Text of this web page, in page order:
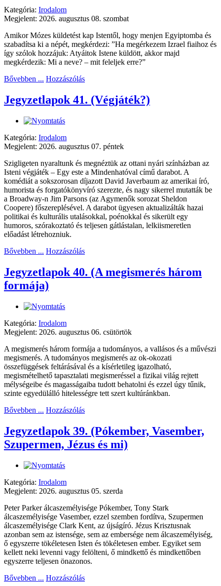
Kategória: Irodalom
Megjelent: 2026. augusztus 08. szombat
Amikor Mózes küldetést kap Istentől, hogy menjen Egyiptomba és
szabadítsa ki a népét, megkérdezi: ”Ha megérkezem Izrael fiaihoz és
így szólok hozzájuk: Atyáitok Istene küldött, akkor majd
megkérdezik: Mi a neve? – mit feleljek erre?”
Bővebben ... Hozzászólás
Jegyzetlapok 41. (Végjáték?)
Kategória: Irodalom
Megjelent: 2026. augusztus 07. péntek
Szigligeten nyaraltunk és megnéztük az ottani nyári színházban az
Isteni végjáték – Egy este a Mindenhatóval című darabot. A
komédiát a sokszorosan díjazott David Javerbaum az amerikai író,
humorista és forgatókönyvíró szerezte, és nagy sikerrel mutatták be
a Broadway-n Jim Parsons (az Agymenők sorozat Sheldon
Coopere) főszereplésével. A darabot ügyesen aktualizálták hazai
politikai és kulturális utalásokkal, poénokkal és sikerült egy
humoros, szórakoztató és teljesen gátlástalan, lelkiismeretlen
előadást létrehozniuk.
Bővebben ... Hozzászólás
Jegyzetlapok 40. (A megismerés három
formája)
Kategória: Irodalom
Megjelent: 2026. augusztus 06. csütörtök
A megismerés három formája a tudományos, a vallásos és a művészi
megismerés. A tudományos megismerés az ok-okozati
összefüggések feltárásával és a kísérletileg igazolható,
megismételhető tapasztalati megismeréssel a fizikai világ rejtett
mélységeibe és magasságaiba tudott behatolni és ezzel úgy tűnik,
szinte egyedülálló hitelességre tett szert kultúránkban.
Bővebben ... Hozzászólás
Jegyzetlapok 39. (Pókember, Vasember,
Szupermen, Jézus és mi)
Kategória: Irodalom
Megjelent: 2026. augusztus 05. szerda
Peter Parker álcaszemélyisége Pókember, Tony Stark
álcaszemélyisége Vasember, ezzel szemben fordítva, Szupermen
álcaszemélyisége Clark Kent, az újságíró. Jézus Krisztusnak
azonban sem az istensége, sem az embersége nem álcaszemélyiség,
ő egyszerre tökéletesen Isten és tökéletesen ember. Egyiket sem
kellett neki levenni vagy felölteni, ő mindkettő és mindkettőben
egyszerre teljesen önazonos.
Bővebben ... Hozzászólás